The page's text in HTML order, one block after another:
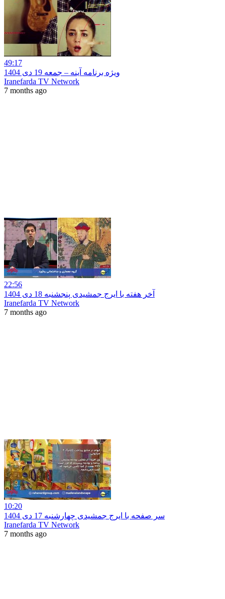
49:17
ویژه برنامه آینه – جمعه 19 دی 1404
Iranefarda TV Network
7 months ago
22:56
آخر هفته با ایرج جمشیدی پنجشنبه 18 دی 1404
Iranefarda TV Network
7 months ago
10:20
سر صفحه با ایرج جمشیدی چهارشنبه 17 دی 1404
Iranefarda TV Network
7 months ago